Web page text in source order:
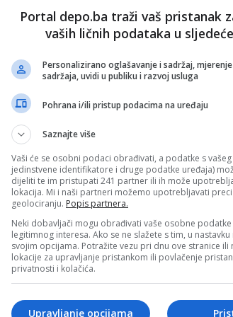
Portal depo.ba traži vaš pristanak
vaših ličnih podataka u
Personalizirano oglašavanje i sadržaj,
sadržaja, uvidi u publiku i razvoj usluga
Pohrana i/ili pristup podacima na uređaju
Saznajte više
Vaši će se osobni podaci obrađivati, a podatke s
jedinstvene identifikatore i druge podatke uređaja)
dijeliti te im pristupati 241 partner ili ih može
lokacija. Mi i naši partneri možemo upotrebljavati
geolociranju. Popis partnera.
Neki dobavljači mogu obrađivati vaše osobne podatke
legitimnog interesa. Ako se ne slažete s tim, u
svojim opcijama. Potražite vezu pri dnu ove stranice ili
lokacije za upravljanje pristankom ili povlačenje
privatnosti i kolačića.
Upravljanje opcijama